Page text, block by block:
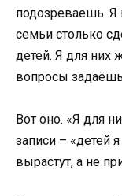
подозреваешь. Я
семьи столько
детей. Я для них
вопросы
Вот оно. «Я для
записи – «детей
вырастут, а не